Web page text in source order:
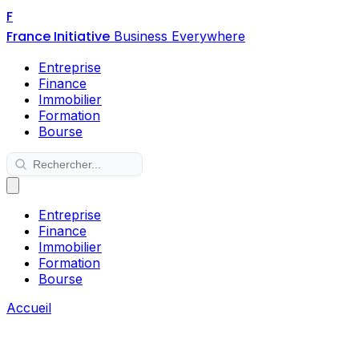
F
France Initiative Business Everywhere
Entreprise
Finance
Immobilier
Formation
Bourse
Entreprise
Finance
Immobilier
Formation
Bourse
Accueil